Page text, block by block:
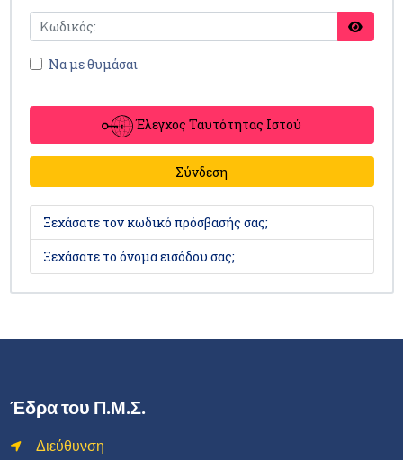
Να με θυμάσαι
Έλεγχος Ταυτότητας Ιστού
Σύνδεση
Ξεχάσατε τον κωδικό πρόσβασής σας;
Ξεχάσατε το όνομα εισόδου σας;
Έδρα του Π.Μ.Σ.
Διεύθυνση